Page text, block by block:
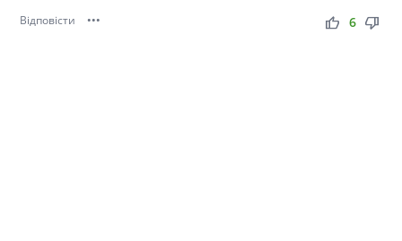
Відповісти ••• thumb_up thumb_down
6